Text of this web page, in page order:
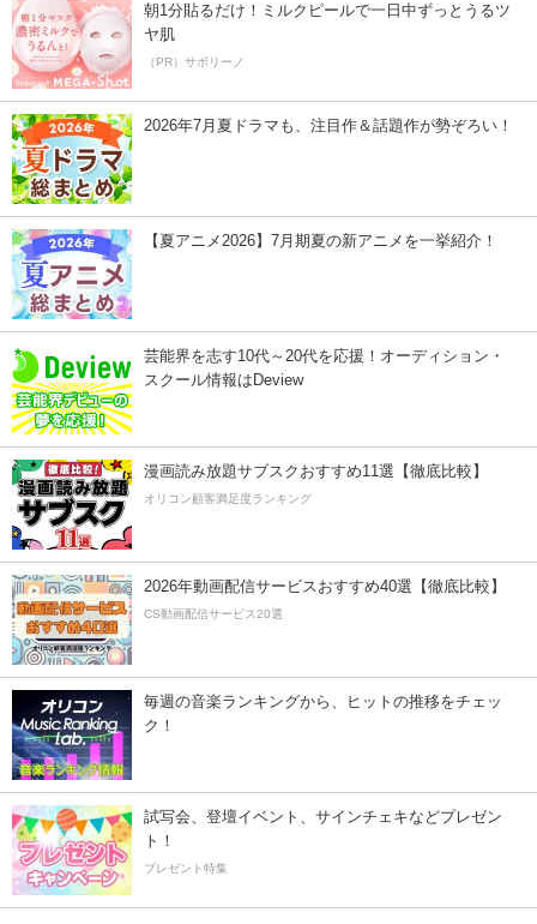
朝1分貼るだけ！ミルクピールで一日中ずっとうるツ
ヤ肌
（PR）サボリーノ
2026年7月夏ドラマも、注目作＆話題作が勢ぞろい！
【夏アニメ2026】7月期夏の新アニメを一挙紹介！
芸能界を志す10代～20代を応援！オーディション・
スクール情報はDeview
漫画読み放題サブスクおすすめ11選【徹底比較】
オリコン顧客満足度ランキング
2026年動画配信サービスおすすめ40選【徹底比較】
CS動画配信サービス20選
毎週の音楽ランキングから、ヒットの推移をチェッ
ク！
試写会、登壇イベント、サインチェキなどプレゼン
ト！
プレゼント特集